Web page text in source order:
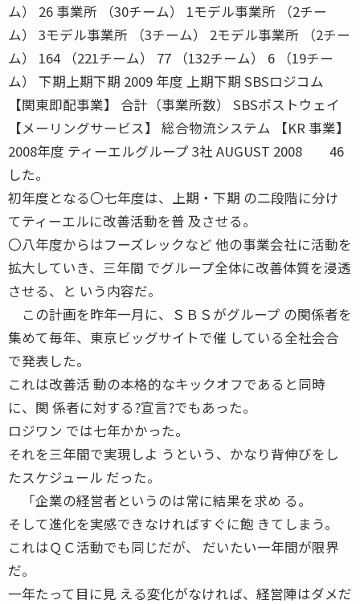
ム） 26 事業所 （30チーム） 1モデル事業所 （2チー
ム） 3モデル事業所 （3チーム） 2モデル事業所 （2チー
ム） 164 （221チーム） 77 （132チーム） 6 （19チー
ム） 下期上期下期 2009 年度 上期下期 SBSロジコム
【関東即配事業】 合計（事業所数） SBSポストウェイ
【メーリングサービス】 総合物流システム 【KR 事業】
2008年度 ティーエルグループ 3社 AUGUST 2008 46
した。
初年度となる〇七年度は、上期・下期 の二段階に分け
てティーエルに改善活動を普 及させる。
〇八年度からはフーズレックなど 他の事業会社に活動を
拡大していき、三年間 でグループ全体に改善体質を浸透
させる、と いう内容だ。
この計画を昨年一月に、ＳＢＳがグループ の関係者を
集めて毎年、東京ビッグサイトで催 している全社会合
で発表した。
これは改善活 動の本格的なキックオフであると同時
に、関 係者に対する?宣言?でもあった。
ロジワン では七年かかった。
それを三年間で実現しよ うという、かなり背伸びをし
たスケジュール だった。
「企業の経営者というのは常に結果を求め る。
そして進化を実感できなければすぐに飽 きてしまう。
これはＱＣ活動でも同じだが、 だいたい一年間が限界
だ。
一年たって目に見 える変化がなければ、経営陣はダメだ